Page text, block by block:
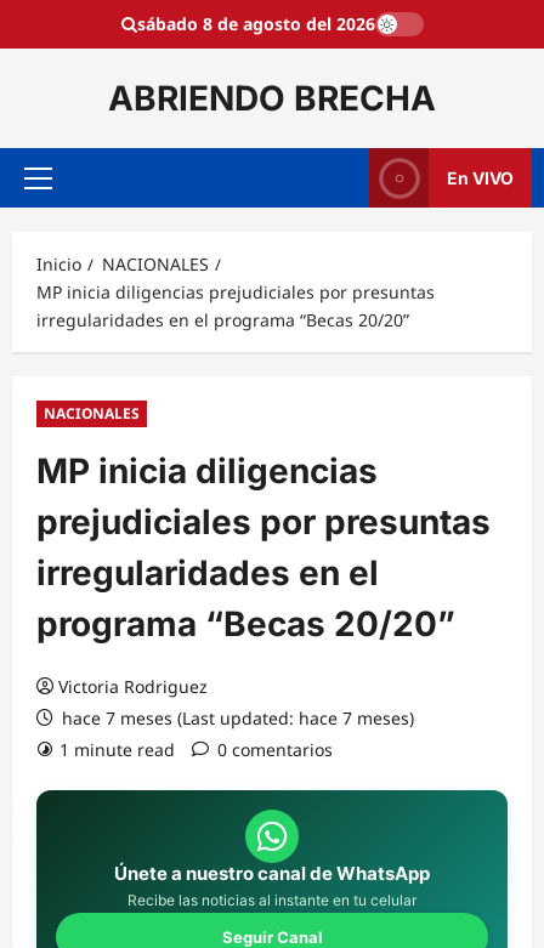
sábado 8 de agosto del 2026
ABRIENDO BRECHA
Menú
En VIVO
Inicio
NACIONALES
MP inicia diligencias prejudiciales por presuntas
irregularidades en el programa “Becas 20/20”
NACIONALES
MP inicia diligencias
prejudiciales por presuntas
irregularidades en el
programa “Becas 20/20”
Victoria Rodriguez
hace 7 meses (Last updated: hace 7 meses)
1 minute read
0 comentarios
Únete a nuestro canal de WhatsApp
Recibe las noticias al instante en tu celular
Seguir Canal